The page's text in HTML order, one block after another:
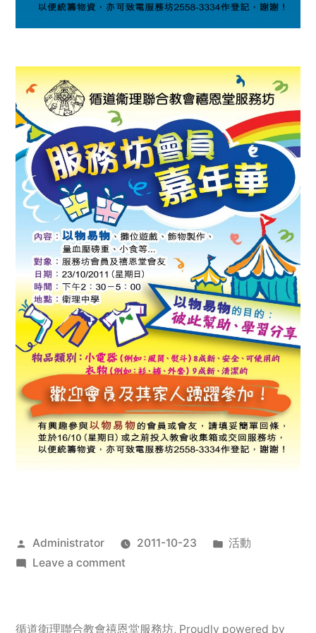
Posted
by
Administrator 2011-10-23
Posted
活動
Leave a commenton
服
循道衛理聯合教會禧恩堂服務坊, Proudly powered by